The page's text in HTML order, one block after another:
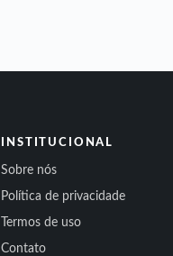
INSTITUCIONAL
Sobre nós
Política de privacidade
Termos de uso
Contato